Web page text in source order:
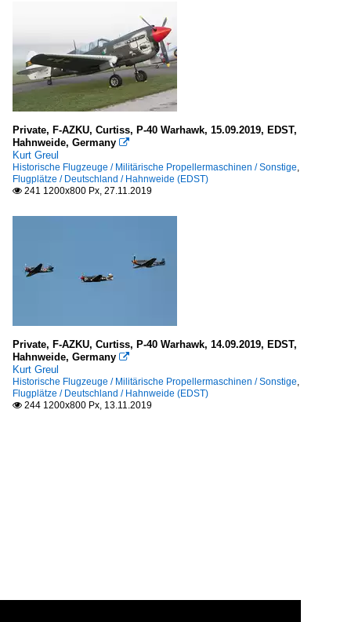
Private, F-AZKU, Curtiss, P-40 Warhawk, 15.09.2019, EDST,
Hahnweide, Germany 
Kurt Greul
Historische Flugzeuge / Militärische Propellermaschinen / Sonstige,
Flugplätze / Deutschland / Hahnweide (EDST)
 241 1200x800 Px, 27.11.2019
Private, F-AZKU, Curtiss, P-40 Warhawk, 14.09.2019, EDST,
Hahnweide, Germany 
Kurt Greul
Historische Flugzeuge / Militärische Propellermaschinen / Sonstige,
Flugplätze / Deutschland / Hahnweide (EDST)
 244 1200x800 Px, 13.11.2019